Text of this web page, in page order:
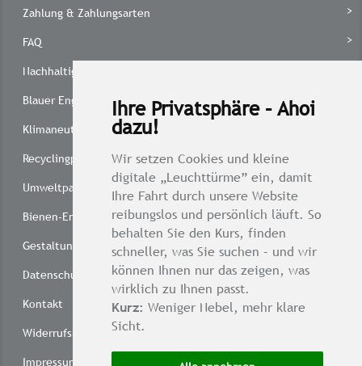
Ihre Privatsphäre – Ahoi
dazu!
Wir setzen Cookies und kleine
digitale „Leuchttürme” ein, damit
Ihre Fahrt durch unsere Website
reibungslos und persönlich läuft. So
behalten Sie den Kurs, finden
schneller, was Sie suchen – und wir
können Ihnen nur das zeigen, was
wirklich zu Ihnen passt.
Kurz: Weniger Nebel, mehr klare
Sicht.
Zahlung & Zahlungsarten
FAQ
Nachhaltig drucken
Blauer Engel
Klimaneutral drucken
Recyclingpapier 1 x 1
Umweltpartnerschaft
Bienen-Engagement
Gestaltungsservice
Datenschutzbestimmungen
Kontakt
Widerrufsbelehrung
Impressum